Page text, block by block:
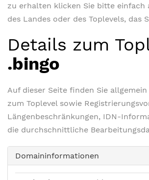
zu erhalten klicken Sie bitte einfach
des Landes oder des Toplevels, das
Details zum
.bingo
Auf dieser Seite finden Sie
zum Toplevel sowie
Längenbeschränkungen, IDN-
die durchschnittliche
Domaininformationen